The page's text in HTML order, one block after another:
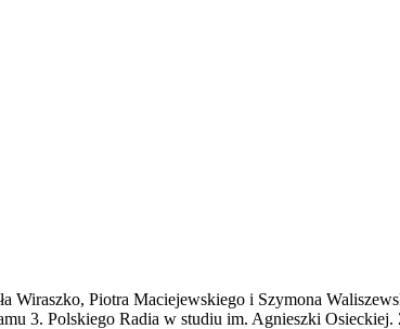
Wiraszko, Piotra Maciejewskiego i Szymona
3. Polskiego Radia w studiu im. Agnieszki